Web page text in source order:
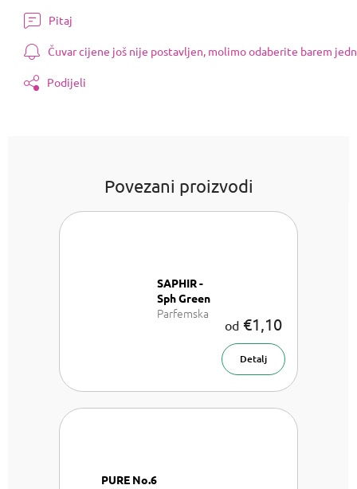
Pitaj
Čuvar cijene još nije postavljen, molimo odaberite barem
Podijeli
Povezani proizvodi
SAPHIR -
Sph Green
Parfemska
od €1,10
Detalj
PURE No.6